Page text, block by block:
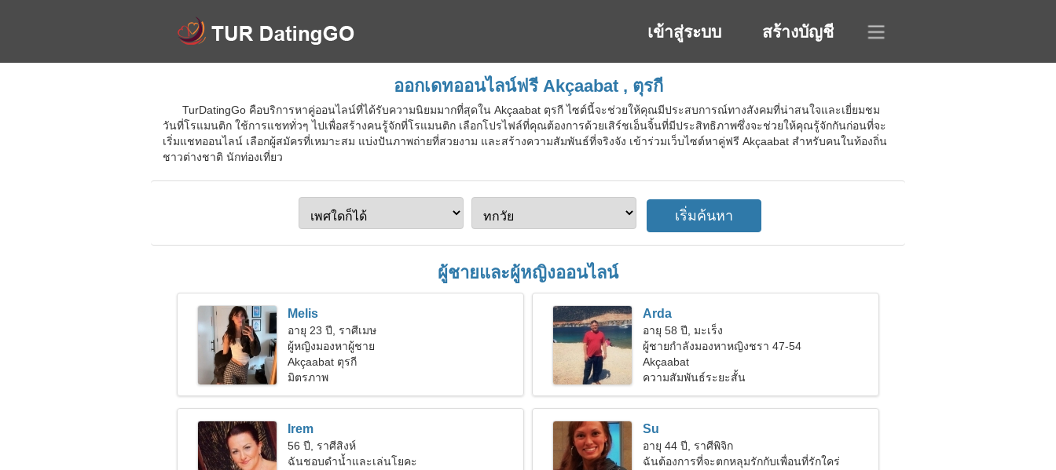
เข้าสู่ระบบ สร้างบัญชี
ออกเดทออนไลน์ฟรี Akçaabat , ตุรกี
TurDatingGo คือบริการหาคู่ออนไลน์ที่ได้รับความนิยมมากที่สุดใน Akçaabat ตุรกี ไซต์นี้จะช่วยให้คุณมีประสบการณ์ทางสังคมที่น่าสนใจและเยี่ยมชม
วันที่โรแมนติก ใช้การแชททั่วๆ ไปเพื่อสร้างคนรู้จักที่โรแมนติก เลือกโปรไฟล์ที่คุณต้องการด้วยเสิร์ชเอ็นจิ้นที่มีประสิทธิภาพซึ่งจะช่วยให้คุณรู้จักกันก่อนที่จะ
เริ่มแชทออนไลน์ เลือกผู้สมัครที่เหมาะสม แบ่งปันภาพถ่ายที่สวยงาม และสร้างความสัมพันธ์ที่จริงจัง เข้าร่วมเว็บไซต์หาคู่ฟรี Akçaabat สำหรับคนในท้องถิ่น
ชาวต่างชาติ นักท่องเที่ยว
ผู้ชายและผู้หญิงออนไลน์
Melis
อายุ 23 ปี, ราศีเมษ
ผู้หญิงมองหาผู้ชาย
Akçaabat ตุรกี
มิตรภาพ
Arda
อายุ 58 ปี, มะเร็ง
ผู้ชายกำลังมองหาหญิงชรา 47-54
Akçaabat
ความสัมพันธ์ระยะสั้น
Irem
56 ปี, ราศีสิงห์
ฉันชอบดำน้ำและเล่นโยคะ
Su
อายุ 44 ปี, ราศีพิจิก
ฉันต้องการที่จะตกหลุมรักกับเพื่อนที่รักใคร่